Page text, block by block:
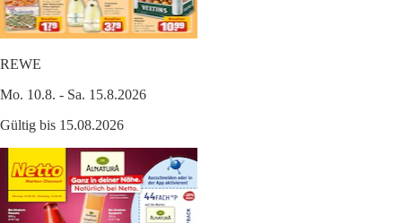
REWE
Mo. 10.8. - Sa. 15.8.2026
Gültig bis 15.08.2026